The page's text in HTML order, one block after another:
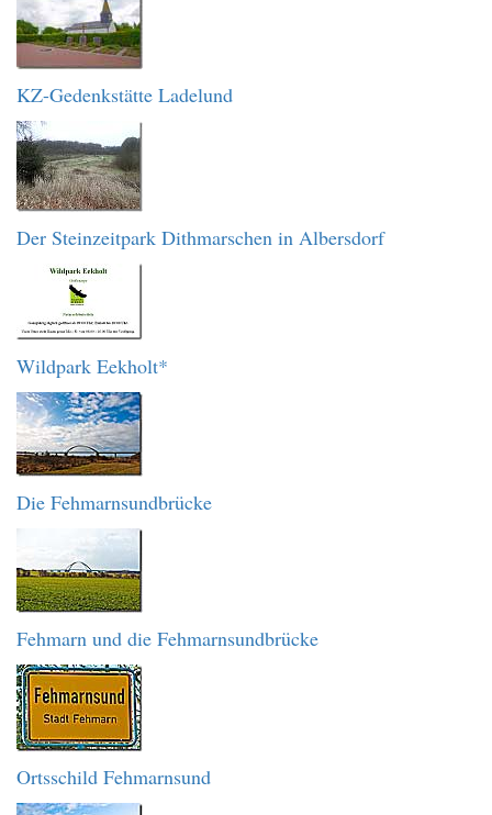
KZ-Gedenkstätte Ladelund
Der Steinzeitpark Dithmarschen in Albersdorf
Wildpark Eekholt*
Die Fehmarnsundbrücke
Fehmarn und die Fehmarnsundbrücke
Ortsschild Fehmarnsund